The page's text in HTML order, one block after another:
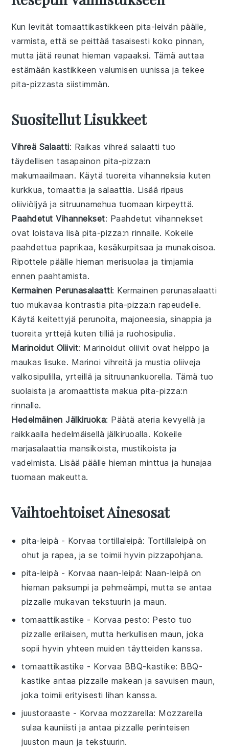
Kun levitättomaattikastikkeen pita-leivän päälle,
varmista, että se peittää tasaisesti koko pinnan,
mutta jätä reunat hieman vapaaksi. Tämä auttaa
estämään kastikkeen valumisen uunissa ja tekee
pita-pizzasta siistimmän.
Suositellut Lisukkeet
Vihreä Salaatti: Raikasvihreä salaatti tuo
täydellisen tasapainon pita-pizza:n
makumaailmaan. Käytä tuoreita vihanneksia kuten
kurkkua, tomaattia jasalaattia. Lisää ripaus
oliiviöljyä ja sitruunamehua tuomaan kirpeyttä.
Paahdetut Vihannekset: Paahdetut vihannekset
ovat loistava lisä pita-pizza:n rinnalle. Kokeile
paahdettua paprikaa, kesäkurpitsaa jamunakoisoa.
Ripottele päälle hiemanmerisuolaa jatimjamia
ennen paahtamista.
Kermainen Perunasalaatti: Kermainenperunasalaatti
tuo mukavaa kontrastia pita-pizza:n rapeudelle.
Käytäkeitettyjä perunoita,majoneesia,sinappia ja
tuoreita yrttejä kuten tilliä ja ruohosipulia.
Marinoidut Oliivit: Marinoidut oliivit ovat helppo ja
maukas lisuke. Marinoi vihreitä ja mustia oliiveja
valkosipulilla,yrteillä jasitruunankuorella. Tämä tuo
suolaista ja aromaattista makuapita-pizza:n
rinnalle.
Hedelmäinen Jälkiruoka: Päätä ateria kevyellä ja
raikkaalla hedelmäisellä jälkiruoalla. Kokeile
marjasalaattia mansikoista,mustikoista ja
vadelmista. Lisää päälle hiemanminttua ja hunajaa
tuomaan makeutta.
Vaihtoehtoiset Ainesosat
pita-leipä - Korvaatortillaleipä: Tortillaleipä on
ohut ja rapea, ja se toimii hyvin pizzapohjana.
pita-leipä - Korvaanaan-leipä: Naan-leipä on
hieman paksumpi ja pehmeämpi, mutta se antaa
pizzalle mukavan tekstuurin ja maun.
tomaattikastike - Korvaa pesto: Pesto tuo
pizzalle erilaisen, mutta herkullisen maun, joka
sopii hyvin yhteen muiden täytteiden kanssa.
tomaattikastike - Korvaa BBQ-kastike: BBQ-
kastike antaa pizzalle makean ja savuisen maun,
joka toimii erityisesti lihan kanssa.
juustoraaste - Korvaamozzarella: Mozzarella
sulaa kauniisti ja antaa pizzalle perinteisen
juuston maun ja tekstuurin.